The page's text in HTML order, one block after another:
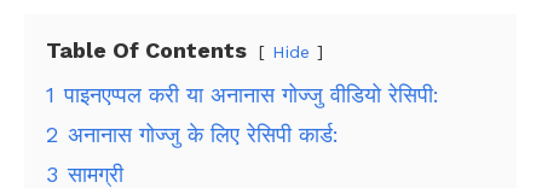
Table Of Contents Hide
1 पाइनएप्पल करी या अनानास गोज्जु वीडियो रेसिपी:
2 अनानास गोज्जु के लिए रेसिपी कार्ड:
3 सामग्री